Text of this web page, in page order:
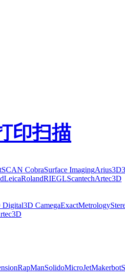
印扫描
CobraSurface ImagingArius3D
LeicaRolandRIEGLScantechArtec3D
Digital3D CamegaExactMetrology
RapManSolidoMicroJetMakerbot